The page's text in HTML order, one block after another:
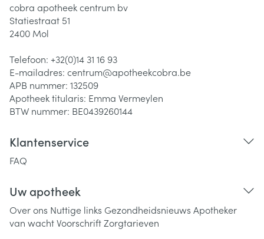
cobra apotheek centrum bv
Statiestraat 51
2400 Mol
Telefoon: +32(0)14 31 16 93
E-mailadres: centrum@apotheekcobra.be
APB nummer: 132509
Apotheek titularis: Emma Vermeylen
BTW nummer: BE0439260144
Klantenservice
FAQ
Uw apotheek
Over ons Nuttige links Gezondheidsnieuws Apotheker
van wachtVoorschriftZorgtarieven